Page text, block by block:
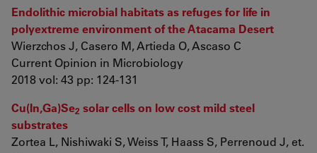
Endolithic microbial habitats as refuges for life in
polyextreme environment of the Atacama Desert
Wierzchos J, Casero M, Artieda O, Ascaso C
Current Opinion in Microbiology
2018 vol: 43 pp: 124-131
Cu(In,Ga)Se2 solar cells on low cost mild steel
substrates
Zortea L, Nishiwaki S, Weiss T, Haass S, Perrenoud J, et.